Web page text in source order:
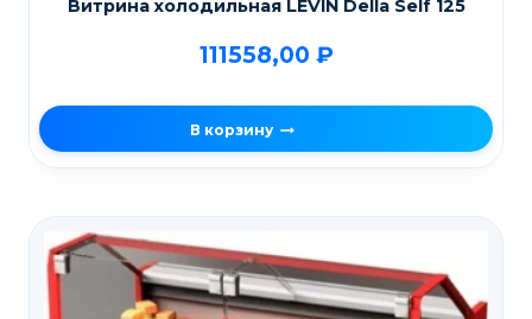
Витрина холодильная LEVIN Della Self 125
111558,00 ₽
В корзину